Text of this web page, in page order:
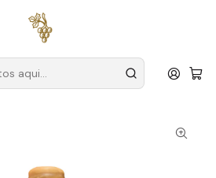
a partir de
Natus Vini
75cl